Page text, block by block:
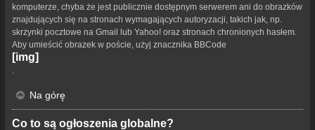
komputerze, chyba że jest publicznie dostępnym serwerem ani do obrazków
znajdujących się na stronach wymagających autoryzacji, takich jak, np.
skrzynki pocztowe na Gmail lub Yahoo! oraz stronach chronionych hasłem.
Aby umieścić obrazek w poście, użyj znacznika BBCode
[img]
Na górę
Co to są ogłoszenia globalne?